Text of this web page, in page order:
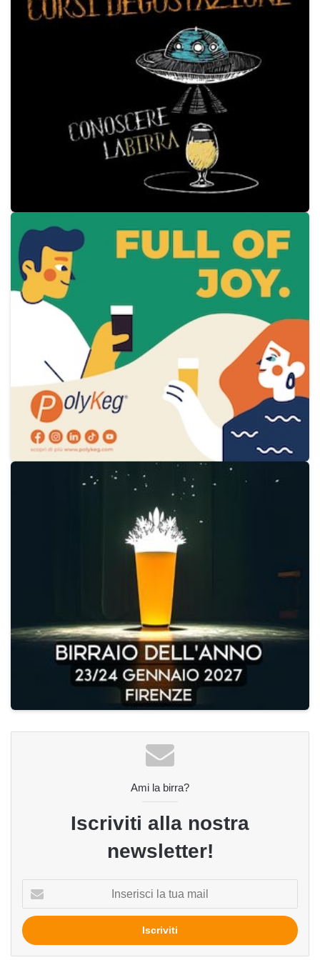
Ami la birra?
Iscriviti alla nostra
newsletter!
tua
mail